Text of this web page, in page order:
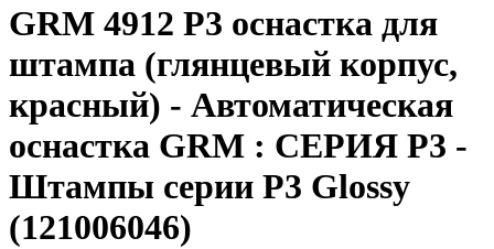
GRM 4912 P3 оснастка для
штампа (глянцевый корпус,
красный) - Автоматическая
оснастка GRM : СЕРИЯ P3 -
Штампы серии P3 Glossy
(121006046)